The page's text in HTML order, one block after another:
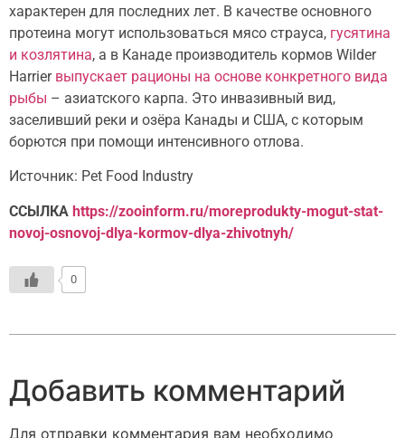
характерен для последних лет. В качестве основного
протеина могут использоваться мясо страуса, гусятина
и козлятина, а в Канаде производитель кормов Wilder
Harrier выпускает рационы на основе конкретного вида
рыбы – азиатского карпа. Это инвазивный вид,
заселивший реки и озёра Канады и США, с которым
борются при помощи интенсивного отлова.
Источник: Pet Food Industry
ССЫЛКА https://zooinform.ru/moreprodukty-mogut-stat-
novoj-osnovoj-dlya-kormov-dlya-zhivotnyh/
0
Добавить комментарий
Для отправки комментария вам необходимо